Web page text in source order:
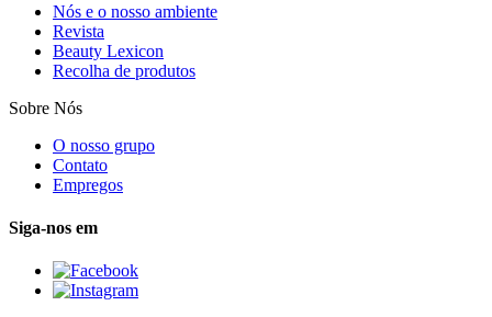
Nós e o nosso ambiente
Revista
Beauty Lexicon
Recolha de produtos
Sobre Nós
O nosso grupo
Contato
Empregos
Siga-nos em